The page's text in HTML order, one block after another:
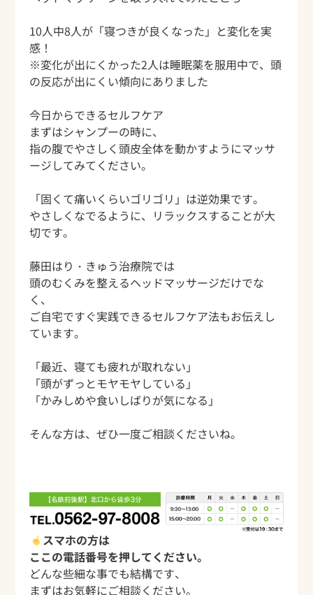
10人中8人が「寝つきが良くなった」と変化を実
感！
※変化が出にくかった2人は睡眠薬を服用中で、頭
の反応が出にくい傾向にありました
今日からできるセルフケア
まずはシャンプーの時に、
指の腹でやさしく頭皮全体を動かすようにマッサ
ージしてみてください。
「固くて痛いくらいゴリゴリ」は逆効果です。
やさしくなでるように、リラックスすることが大
切です。
藤田はり・きゅう治療院では
頭のむくみを整えるヘッドマッサージだけでな
く、
ご自宅ですぐ実践できるセルフケア法もお伝えし
ています。
「最近、寝ても疲れが取れない」
「頭がずっとモヤモヤしている」
「かみしめや食いしばりが気になる」
そんな方は、ぜひ一度ご相談くださいね。
スマホの方は
ここの電話番号を押してください。
どんな些細な事でも結構です、
まずはお気軽にご相談ください。